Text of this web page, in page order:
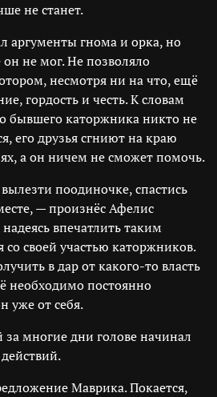
не станет.
гнома и орка, но
он не мог. Не позволяло
несмотря ни на что, ещё
гордость и честь. К словам
бывшего каторжника никто не
его друзья сгниют на краю
а он ничем не сможет помочь.
поодиночке, спастись
— произнёс Афелис
впечатлить таким
своей участью каторжников.
в дар от какого-то власть
необходимо постоянно
уже от себя.
за многие дни голове начинал
Маврика. Покается,